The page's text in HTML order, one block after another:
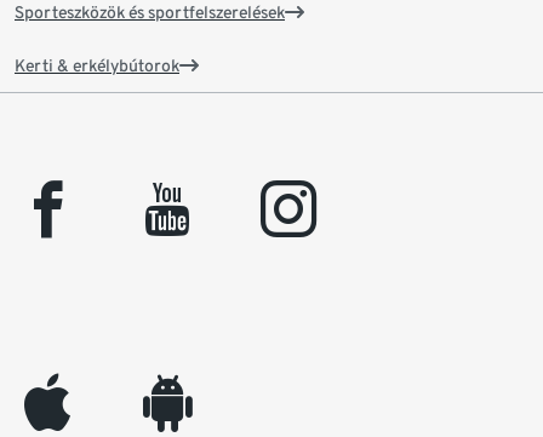
Sporteszközök és sportfelszerelések
Kerti & erkélybútorok
facebook youtube instagram
appleinc android